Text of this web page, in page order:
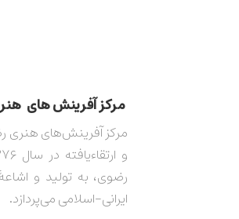
مركز آفرينش های
رضوی، به تولید و
ایرانی-اسلامی می‌پردازد.